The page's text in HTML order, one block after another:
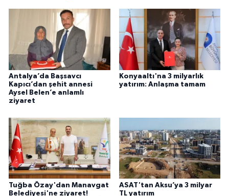
Antalya’da Başsavcı
Kapıcı’dan şehit annesi
Aysel Belen’e anlamlı
ziyaret
Konyaaltı'na 3 milyarlık
yatırım: Anlaşma tamam
Tuğba Özay'dan Manavgat
Belediyesi'ne ziyaret!
ASAT'tan Aksu’ya 3 milyar
TL yatırım